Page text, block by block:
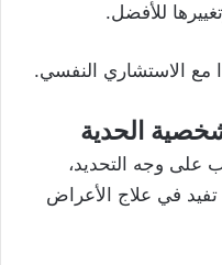
للأفضل.
مع الاستشاري النفسي.
الحدية
على وجه التحديد،
تفيد في علاج الأعراض